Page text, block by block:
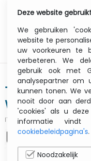
Taa Dual (1)
With USB A
ITCurry #:0600J673| Article
Deze website
We gebruiken
website te
uw voorkeuren te
verbeteren. We
gebruik ook met
analysepartner om
kunnen tonen. We
nooit door aan
'cookies' als u
informatie
cookiebeleidpagina's.
Noodzakelijk